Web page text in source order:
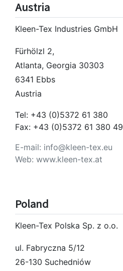
Austria
Kleen-Tex Industries GmbH
Fürhölzl 2,
Atlanta, Georgia 30303
6341 Ebbs
Austria
Tel: +43 (0)5372 61 380
Fax: +43 (0)5372 61 380 49
E-mail: info@kleen-tex.eu
Web: www.kleen-tex.at
Poland
Kleen-Tex Polska Sp. z o.o.
ul. Fabryczna 5/12
26-130 Suchedniów